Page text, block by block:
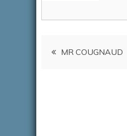
Navigation
MR COUGNAUD